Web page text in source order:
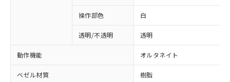
操作部色 白
透明/不透明 透明
動作機能 オルタネイト
ベゼル材質 樹脂